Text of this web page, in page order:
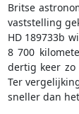
Britse
vaststelling
HD 189733b
8 700
dertig keer zo
Ter
sneller dan